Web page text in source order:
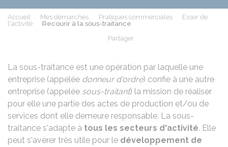
Accueil Mes démarches Pratiques commerciales
Essor de
l'activité
Recourir à la sous-traitance
Partager
La sous-traitance est une opération par laquelle une
entreprise (appelée donneur d'ordre) confie à une autre
entreprise (appelée sous-traitant) la mission de réaliser
pour elle une partie des actes de production et/ou de
services dont elle demeure responsable. La sous-
traitance s'adapte à tous les secteurs d'activité. Elle
peut s'avérer très utile pour le développement de